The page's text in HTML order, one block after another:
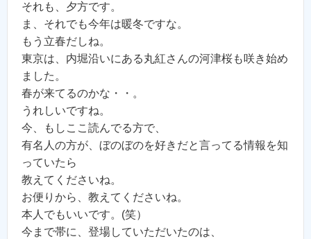
それも、夕方です。
ま、それでも今年は暖冬ですな。
もう立春だしね。
東京は、内堀沿いにある丸紅さんの河津桜も咲き始め
ました。
春が来てるのかな・・。
うれしいですね。
今、もしここ読んでる方で、
有名人の方が、ぼのぼのを好きだと言ってる情報を知
っていたら
教えてくださいね。
お便りから、教えてくださいね。
本人でもいいです。(笑）
今まで帯に、登場していただいたのは、